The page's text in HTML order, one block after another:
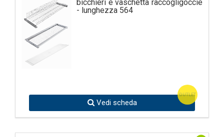
bicchieri e vaschetta raccogligoccie
- lunghezza 564
OUTLET
Vedi scheda